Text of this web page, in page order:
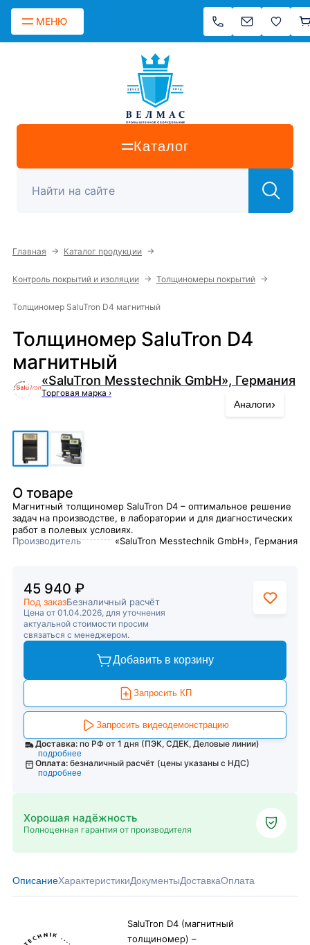
МЕНЮ
Каталог
Главная → Каталог продукции →
Контроль покрытий и изоляции → Толщиномеры покрытий →
Толщиномер SaluTron D4 магнитный
Толщиномер SaluTron D4
магнитный
«SaluTron Messtechnik GmbH», Германия
Торговая марка ›
Аналоги›
О товаре
Магнитный толщиномер SaluTron D4 – оптимальное решение
задач на производстве, в лаборатории и для диагностических
работ в полевых условиях.
Производитель
«SaluTron Messtechnik GmbH», Германия
45 940 ₽
Под заказБезналичный расчёт
Цена от 01.04.2026, для уточнения
актуальной стоимости просим
связаться с менеджером.
Добавить в корзину
Запросить КП
Запросить видеодемонстрацию
Доставка: по РФ от 1 дня (ПЭК, СДЕК, Деловые линии)
подробнее
Оплата: безналичный расчёт (цены указаны с НДС)
подробнее
Хорошая надёжность
Полноценная гарантия от производителя
ОписаниеХарактеристикиДокументыДоставкаОплата
SaluTron D4 (магнитный
толщиномер) –